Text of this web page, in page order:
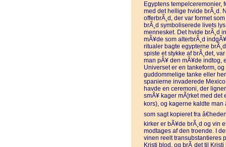
Egyptens tempelceremonier,
med det hellige hvide brÃ¸d.
offerbrÃ¸d, der var formet
brÃ¸d symboliserede livets
mennesket. Det hvide brÃ¸d
mÃ¥de som alterbrÃ¸d
ritualer bagte egypterne
spiste et stykke af brÃ¸det,
man pÃ¥ den mÃ¥de indtog,
Universet er en tankeform,
guddommelige tanke eller
spanierne invaderede
havde en ceremoni, der
smÃ¥ kager mÃ¦rket med
kors), og kagerne kaldte man
som sagt kopieret fra
kirker er bÃ¥de brÃ¸d og vin
modtages af den troende. I
vinen reelt transubstantieres
Kristi blod, og brÃ¸det til